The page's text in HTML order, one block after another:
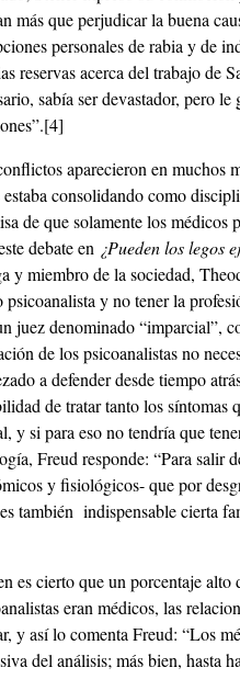
más que perjudicar la buena
personales de rabia y de
reservas acerca del trabajo de
sabía ser devastador, pero
[4]
aparecieron en muchos
estaba consolidando como
de que solamente los
debate en ¿Pueden los legos
y miembro de la sociedad,
psicoanalista y no tener la
juez denominado “imparcial”,
de los psicoanalistas no
a defender desde tiempo
de tratar tanto los síntomas
y si para eso no tendría que
Freud responde: “Para salir
y fisiológicos- que por
también indispensable cierta
es cierto que un porcentaje
eran médicos, las
y así lo comenta Freud: “Los
del análisis; más bien, hasta